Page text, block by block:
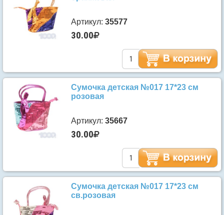
Артикул: 35577
30.00
Сумочка детская №017 17*23 см
розовая
Артикул: 35667
30.00
Сумочка детская №017 17*23 см
св.розовая